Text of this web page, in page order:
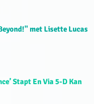
met Lisette Lucas
Stapt En Via 5-D Kan